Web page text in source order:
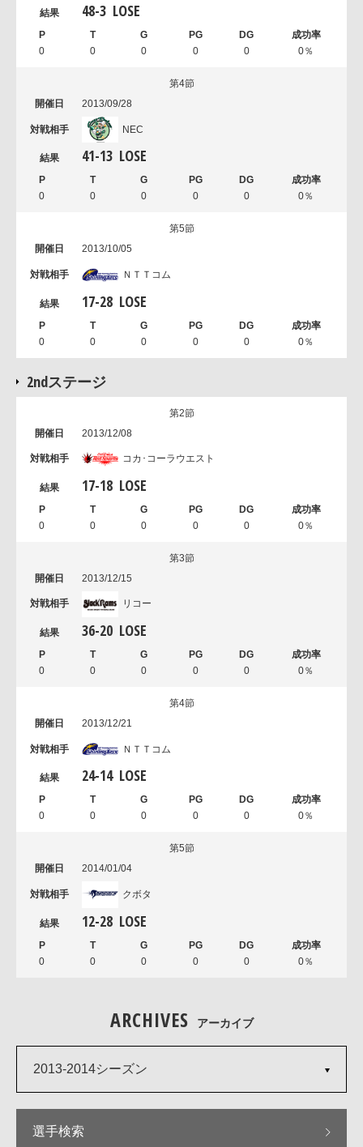
48-3 LOSE
0 0 0 0 0 0％
第4節
2013/09/28
NEC
41-13 LOSE
0 0 0 0 0 0％
第5節
2013/10/05
ＮＴＴコム
17-28 LOSE
0 0 0 0 0 0％
2ndステージ
第2節
2013/12/08
コカ･コーラウエスト
17-18 LOSE
0 0 0 0 0 0％
第3節
2013/12/15
リコー
36-20 LOSE
0 0 0 0 0 0％
第4節
2013/12/21
ＮＴＴコム
24-14 LOSE
0 0 0 0 0 0％
第5節
2014/01/04
クボタ
12-28 LOSE
0 0 0 0 0 0％
ARCHIVES アーカイブ
2013-2014シーズン
選手検索